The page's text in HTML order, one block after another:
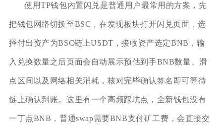
使用TP钱包内置闪兑是普通用户最常用的方案，先
把钱包网络切换至BSC，在发现板块打开闪兑页面，选
择付出资产为BSC链上USDT，接收资产选定BNB，输
入兑换数量之后页面会自动展示预估到手BNB数量、滑
点区间以及网络相关消耗，核对完毕确认签名即可等待
链上确认到账。这里有一个高频踩坑点，全新钱包没有
一丁点BNB，普通swap需要BNB支付矿工费，会直接交